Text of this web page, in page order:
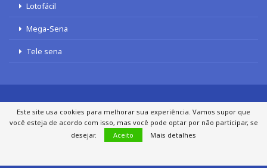
Lotofácil
Mega-Sena
Tele sena
SOBRE NÓS AUTORES
FALE COM O JORNAL DCI
POLÍTICA DE PRIVACIDADE
TERMOS DE USO SITEMAP
Este site usa cookies para melhorar sua experiência. Vamos supor que
você esteja de acordo com isso, mas você pode optar por não participar, se
desejar.
Aceito Mais detalhes